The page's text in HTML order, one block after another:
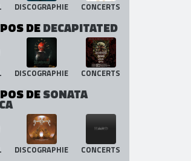
DISCOGRAPHIE CONCERTS
DEDECAPITATED
DISCOGRAPHIE CONCERTS
DESONATA
DISCOGRAPHIE CONCERTS